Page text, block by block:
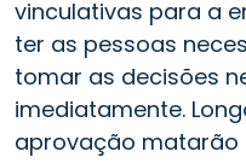
vinculativas para a
ter as pessoas
tomar as decisões
imediatamente.
aprovação matarão